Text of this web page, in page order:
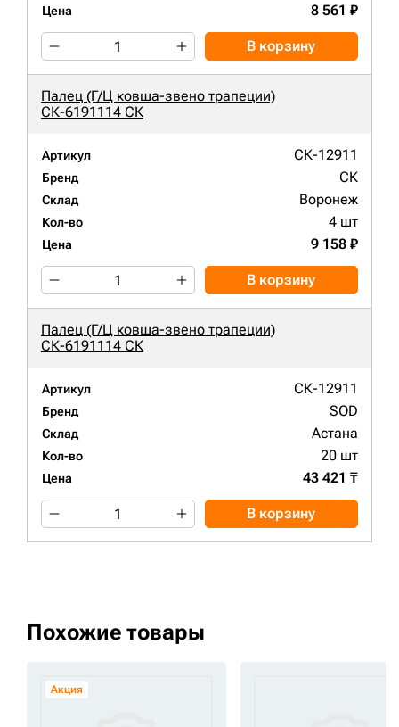
Цена 8 561 ₽
В корзину
Палец (Г/Ц ковша-звено трапеции)
СК-6191114 СК
Артикул СК-12911
Бренд СК
Склад Воронеж
Кол-во 4 шт
Цена 9 158 ₽
В корзину
Палец (Г/Ц ковша-звено трапеции)
СК-6191114 СК
Артикул СК-12911
Бренд SOD
Склад Астана
Кол-во 20 шт
Цена 43 421 ₸
В корзину
Похожие товары
Акция